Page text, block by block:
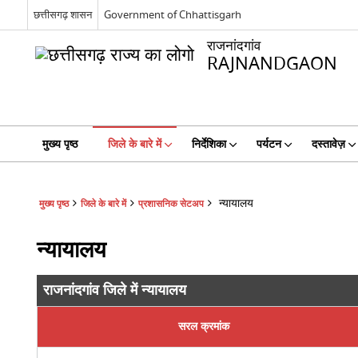
छत्तीसगढ़ शासन Government of Chhattisgarh
राजनांदगांव
RAJNANDGAON
मुख्य पृष्ठ जिले के बारे में निर्देशिका पर्यटन दस्तावेज़
मुख्य पृष्ठ जिले के बारे में प्रशासनिक सेटअप न्यायालय
न्यायालय
राजनांदगांव जिले में न्यायालय
सरल क्रमांक